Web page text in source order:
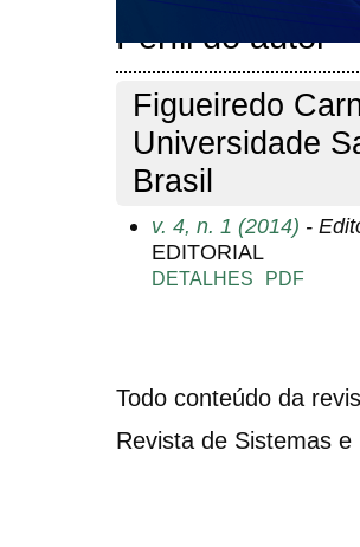
Perfil do autor
Figueiredo
Universidade
Brasil
v. 4, n. 1 (2014) -
EDITORIAL
DETALHES PDF
Todo conteúdo da
Revista de Sistemas